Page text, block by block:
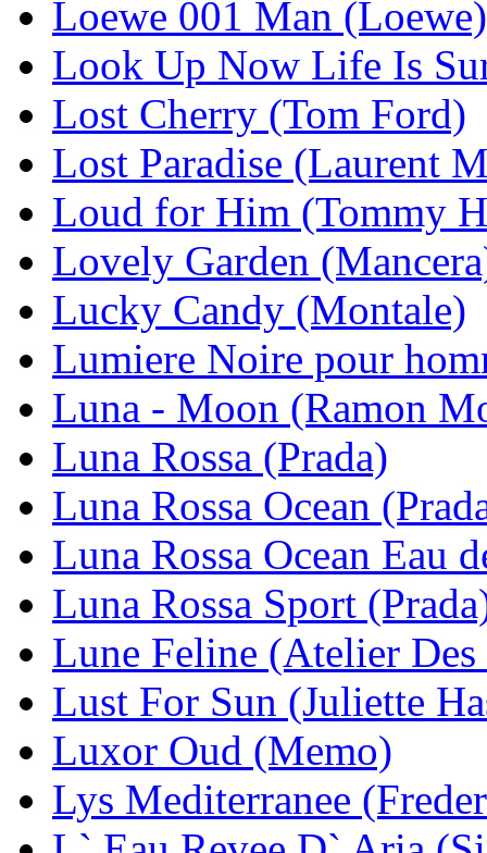
Loewe 001 Man (Loewe)
Look Up Now Life Is
Lost Cherry (Tom Ford)
Lost Paradise (Laurent
Loud for Him (Tommy
Lovely Garden
Lucky Candy (Montale)
Lumiere Noire pour
Luna - Moon (Ramon
Luna Rossa (Prada)
Luna Rossa Ocean
Luna Rossa Ocean Eau
Luna Rossa Sport
Lune Feline (Atelier Des
Lust For Sun (Juliette
Luxor Oud (Memo)
Lys Mediterranee